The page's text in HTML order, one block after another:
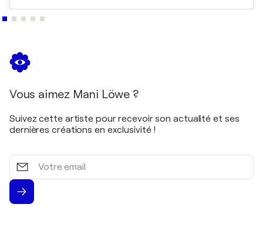
Vous aimez Mani Löwe ?
Suivez cette artiste pour recevoir son actualité et ses
dernières créations en exclusivité !
Votre
email